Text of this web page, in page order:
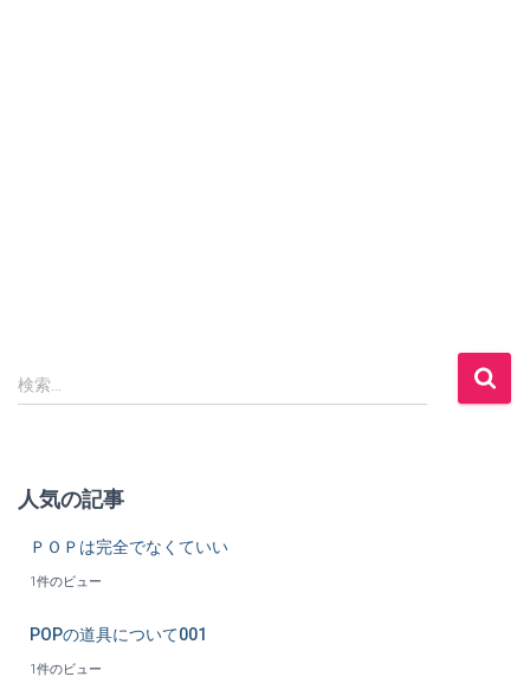
検
索
検索…
人気の記事
ＰＯＰは完全でなくていい
1件のビュー
POPの道具について001
1件のビュー